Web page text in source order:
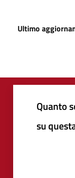
Ultimo
Quanto
su